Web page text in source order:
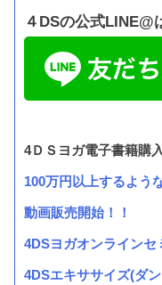
４DSの公式LINE@
4ＤＳヨガ電子書籍購
100万円以上するよう
動画販売開始！！
4DSヨガオンラインセ
4DSエキササイズ(ダ